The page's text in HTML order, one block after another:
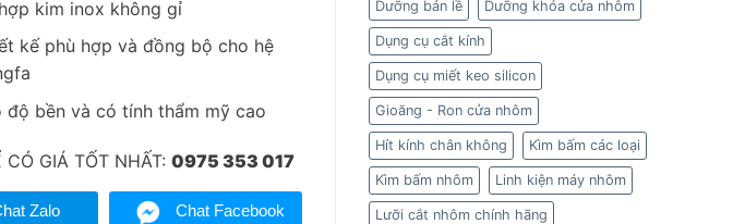
kim inox không gỉ
kế phù hợp và đồng bộ cho hệ
độ bền và có tính thẩm mỹ cao
GIÁ TỐT NHẤT: 0975 353 017
Zalo Chat Facebook
Dưỡng bản lề Dưỡng khóa cửa nhôm
Dụng cụ cắt kính
Dụng cụ miết keo silicon
Gioăng - Ron cửa nhôm
Hít kính chân không Kìm bấm các loại
Kìm bấm nhôm Linh kiện máy nhôm
Lưỡi cắt nhôm chính hãng